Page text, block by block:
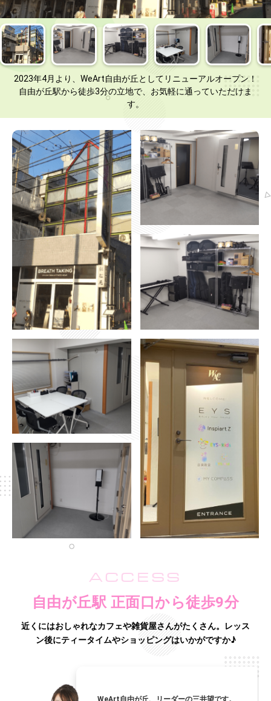
2023年4月より、WeArt自由が丘としてリニューアルオープン！
自由が丘駅から徒歩3分の立地で、お気軽に通っていただけま
す。
ACCESS
自由が丘駅 正面口から徒歩9分
近くにはおしゃれなカフェや雑貨屋さんがたくさん。
レッス
ン後にティータイムやショッピングはいかがですか♪
WeArt自由が丘、リーダーの三井望です。